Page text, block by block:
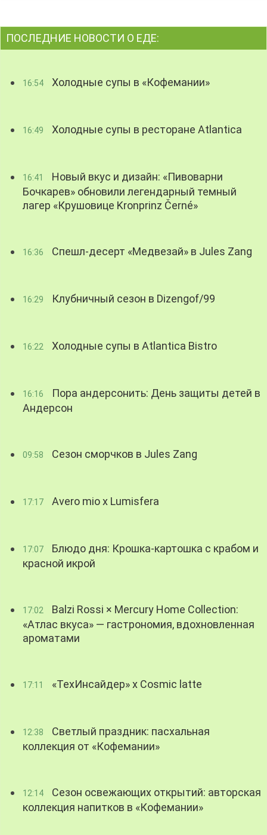
ПОСЛЕДНИЕ НОВОСТИ О ЕДЕ:
16:54 Холодные супы в «Кофемании»
16:49 Холодные супы в ресторане Atlantica
16:41
Новый вкус и дизайн: «Пивоварни
Бочкарев» обновили легендарный темный
лагер «Крушовице Kronprinz Černé»
16:36 Спешл-десерт «Медвезай» в Jules Zang
16:29 Клубничный сезон в Dizengof/99
16:22 Холодные супы в Atlantica Bistro
16:16
Пора андерсонить: День защиты детей в
Андерсон
09:58 Сезон сморчков в Jules Zang
17:17 Avero mio x Lumisfera
17:07
Блюдо дня: Крошка-картошка с крабом и
красной икрой
17:02
Balzi Rossi × Mercury Home Collection:
«Атлас вкуса» — гастрономия, вдохновленная
ароматами
17:11 «ТехИнсайдер» х Cosmic latte
12:38
Светлый праздник: пасхальная
коллекция от «Кофемании»
12:14
Сезон освежающих открытий: авторская
коллекция напитков в «Кофемании»